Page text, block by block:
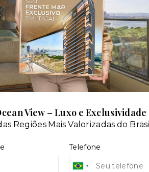
View – Luxo e Exclusividade
Regiões Mais Valorizadas do Brasil
Telefone